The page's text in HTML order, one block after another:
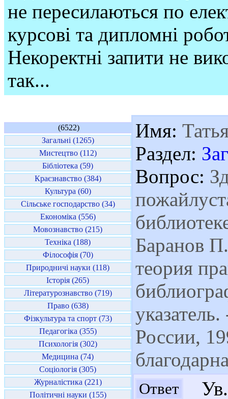
не пересилаються по
курсові та дипломні
Некоректні запити не
так...
(6522)
Загальні (1265)
Мистецтво (112)
Бібліотека (59)
Краєзнавство (384)
Культура (60)
Сільське господарство (34)
Економіка (556)
Мовознавство (215)
Техніка (188)
Філософія (70)
Природничі науки (118)
Історія (265)
Літературознавство (719)
Право (638)
Фізкультура та спорт (73)
Педагогіка (355)
Психологія (302)
Медицина (74)
Соціологія (305)
Журналістика (221)
Політичні науки (155)
Имя:
Раздел:
Вопрос:
Баранов
теория
России,
Ответ